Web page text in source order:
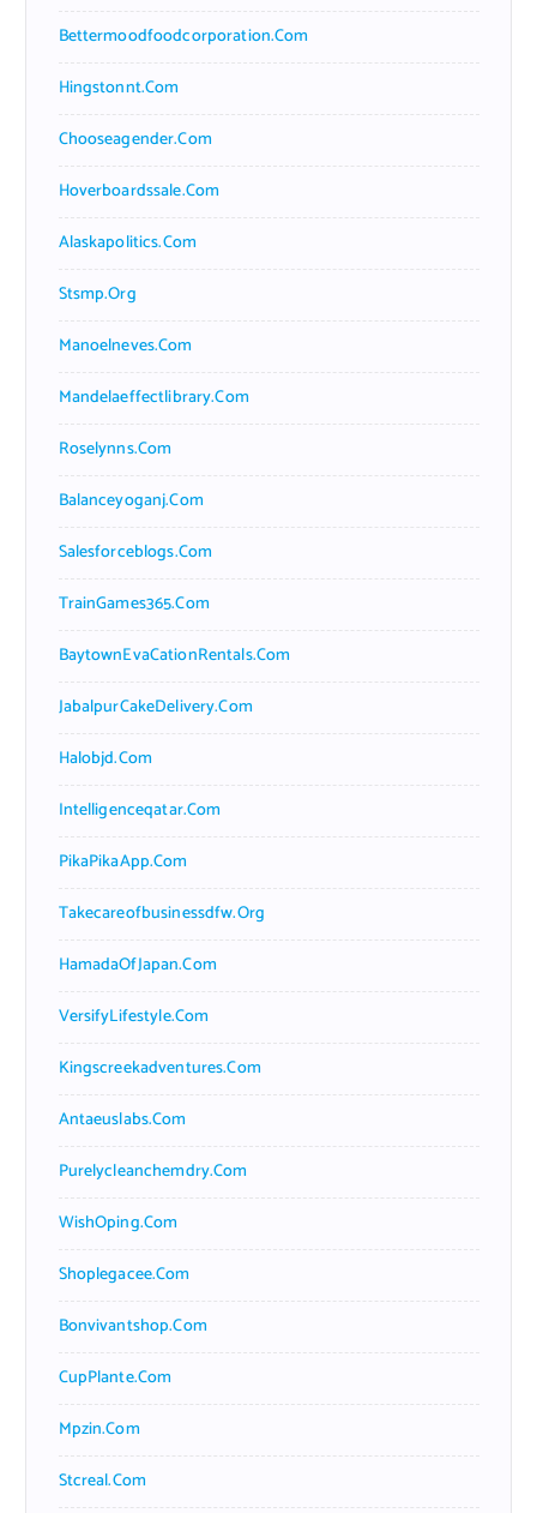
Bettermoodfoodcorporation.com
Hingstonnt.com
Chooseagender.com
Hoverboardssale.com
Alaskapolitics.com
Stsmp.org
Manoelneves.com
Mandelaeffectlibrary.com
Roselynns.com
Balanceyoganj.com
Salesforceblogs.com
TrainGames365.com
BaytownEvaCationRentals.com
JabalpurCakeDelivery.com
Halobjd.com
Intelligenceqatar.com
PikaPikaApp.com
Takecareofbusinessdfw.org
HamadaOfJapan.com
VersifyLifestyle.com
Kingscreekadventures.com
Antaeuslabs.com
Purelycleanchemdry.com
WishOping.com
Shoplegacee.com
Bonvivantshop.com
CupPlante.com
Mpzin.com
Stcreal.com